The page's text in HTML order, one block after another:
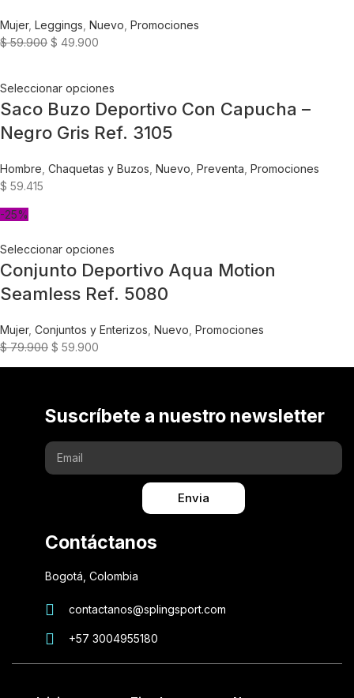
Mujer, Leggings Nuevo Promociones
$59.900 $ 49.900
Seleccionar opciones
Saco Buzo Deportivo Con Capucha –
Negro Gris Ref. 3105
Hombre Chaquetas y Buzos Nuevo Preventa Promociones
$ 59.415
-25%
Seleccionar opciones
Conjunto Deportivo Aqua Motion
Seamless Ref. 5080
Mujer, Conjuntos y Enterizos Nuevo Promociones
$79.900 $ 59.900
Suscríbete a nuestro newsletter
Envia
Contáctanos
Bogotá, Colombia
contactanos@splingsport.com
+57 3004955180